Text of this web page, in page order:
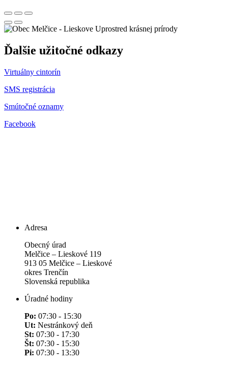
Uprostred krásnej prírody
Ďalšie užitočné odkazy
Virtuálny cintorín
SMS registrácia
Smútočné oznamy
Facebook
Adresa
Obecný úrad
Melčice – Lieskové 119
913 05 Melčice – Lieskové
okres Trenčín
Slovenská republika
Úradné hodiny
Po: 07:30 - 15:30
Ut: Nestránkový deň
St: 07:30 - 17:30
Št: 07:30 - 15:30
Pi: 07:30 - 13:30